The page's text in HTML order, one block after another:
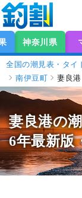
神奈川県
全国の潮見表・タイ
南伊豆町
妻良港
妻良港の
6年最新版